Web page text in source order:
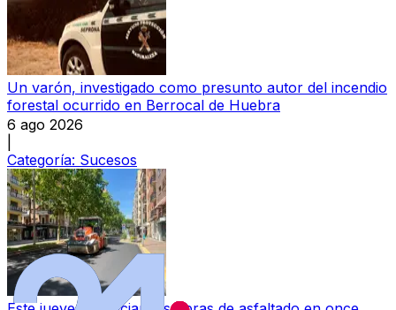
Un varón, investigado como presunto autor del incendio
forestal ocurrido en Berrocal de Huebra
6 ago 2026
Categoría: Sucesos